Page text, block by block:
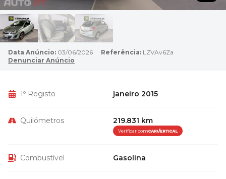
Data Anúncio: 03/06/2026 Referência: LZVAv6Za
Denunciar Anúncio
1º Registo janeiro 2015
Quilómetros 219.831 km
Verificar com
Combustível Gasolina